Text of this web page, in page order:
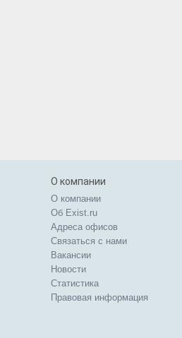
О компании
О компании
Об Exist.ru
Адреса офисов
Связаться с нами
Вакансии
Новости
Статистика
Правовая информация